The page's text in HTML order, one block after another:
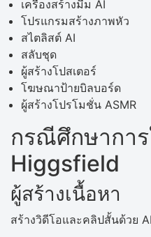
เครื่องสร้างมีม AI
โปรแกรมสร้างภาพหัว
สไตลิสต์ AI
สลับชุด
ผู้สร้างโปสเตอร์
โฆษณาป้ายบิลบอร์ด
ผู้สร้างโปรโมชั่น ASMR
กรณีศึกษากา
Higgsfield
ผู้สร้างเนื้อหา
สร้างวิดีโอและคลิปสั้นด้วย